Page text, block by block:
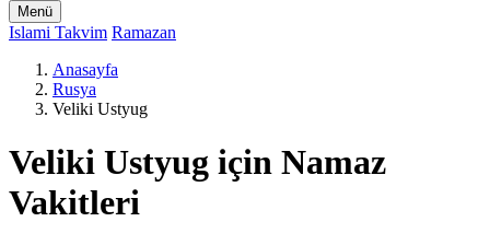
Menü
Islami Takvim Ramazan
Anasayfa
Rusya
Veliki Ustyug
Veliki Ustyug için Namaz
Vakitleri